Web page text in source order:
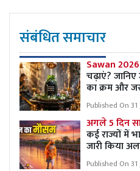
संबंधित समाचार
Sawan
चढ़ाएं?
का क्रम और
Published On
अगले 5 दिन
कई राज्यों में
जारी किया
Published On